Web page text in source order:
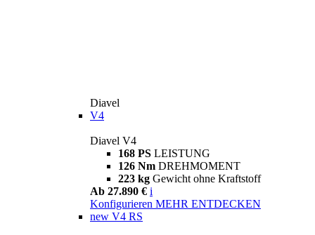
Diavel
V4
Diavel V4
168 PS LEISTUNG
126 Nm DREHMOMENT
223 kg Gewicht ohne Kraftstoff
Ab 27.890 € i
Konfigurieren MEHR ENTDECKEN
new V4 RS